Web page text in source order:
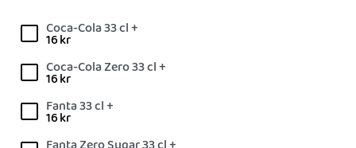
Coca-Cola 33 cl +
16kr
Coca-Cola Zero 33 cl +
16kr
Fanta 33 cl +
16kr